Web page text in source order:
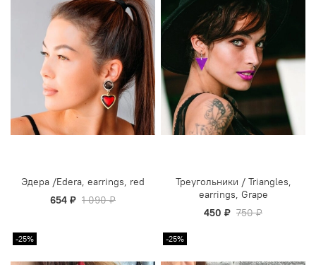
Эдера /Edera, earrings, red
654 ₽ 1 090 ₽
Треугольники / Triangles,
earrings, Grape
450 ₽ 750 ₽
-25% -25%